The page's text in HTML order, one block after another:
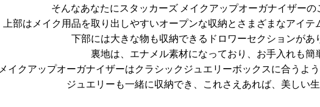
そんなあなたにスタッカーズ メイクアップオーガナイザーの
上部はメイク用品を取り出しやすいオープンな収納とさまざまなアイテ
下部には大きな物も収納できるドロワーセクションがあ
裏地は、エナメル素材になっており、お手入れも簡
メイクアップオーガナイザーはクラシックジュエリーボックスに合うよ
ジュエリーも一緒に収納でき、これさえあれば、美しい生